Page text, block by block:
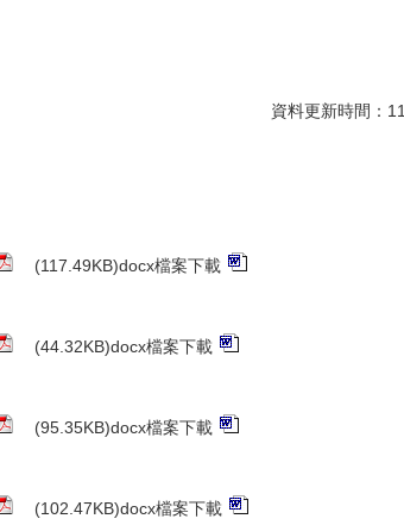
資料更新時間：
(117.49KB)docx檔案下載
(44.32KB)docx檔案下載
(95.35KB)docx檔案下載
(102.47KB)docx檔案下載